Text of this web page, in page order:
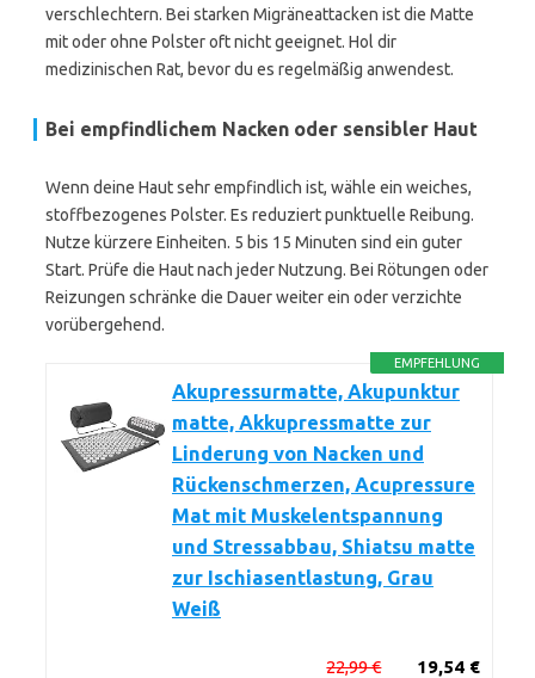
verschlechtern. Bei starken Migräneattacken ist die Matte
mit oder ohne Polster oft nicht geeignet. Hol dir
medizinischen Rat, bevor du es regelmäßig anwendest.
Bei empfindlichem Nacken oder sensibler Haut
Wenn deine Haut sehr empfindlich ist, wähle ein weiches,
stoffbezogenes Polster. Es reduziert punktuelle Reibung.
Nutze kürzere Einheiten. 5 bis 15 Minuten sind ein guter
Start. Prüfe die Haut nach jeder Nutzung. Bei Rötungen oder
Reizungen schränke die Dauer weiter ein oder verzichte
vorübergehend.
EMPFEHLUNG
Akupressurmatte, Akupunktur
matte, Akkupressmatte zur
Linderung von Nacken und
Rückenschmerzen, Acupressure
Mat mit Muskelentspannung
und Stressabbau, Shiatsu matte
zur Ischiasentlastung, Grau
Weiß
19,54 €
22,99 €